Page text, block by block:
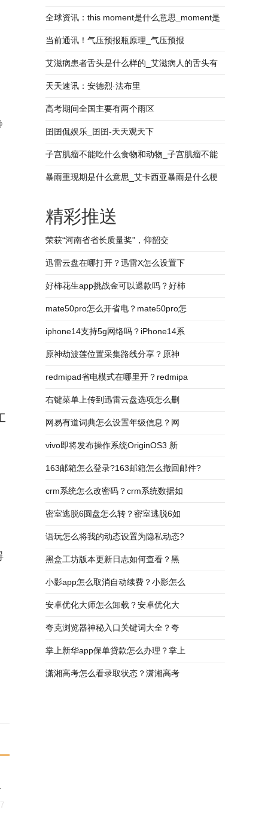
至5.6%
全球资讯：this moment是什么意思_moment是
什么意思
当前通讯！气压预报瓶原理_气压预报
艾滋病患者舌头是什么样的_艾滋病人的舌头有
什么症状
天天速讯：安德烈·法布里
高考期间全国主要有两个雨区
囝囝侃娱乐_囝囝-天天观天下
子宫肌瘤不能吃什么食物和动物_子宫肌瘤不能
吃什么
暴雨重现期是什么意思_艾卡西亚暴雨是什么梗
精彩推送
荣获“河南省省长质量奖”，仰韶交
迅雷云盘在哪打开？迅雷X怎么设置下
好柿花生app挑战金可以退款吗？好柿
mate50pro怎么开省电？mate50pro怎
iphone14支持5g网络吗？iPhone14系
原神劫波莲位置采集路线分享？原神
redmipad省电模式在哪里开？redmipa
右键菜单上传到迅雷云盘选项怎么删
网易有道词典怎么设置年级信息？网
vivo即将发布操作系统OriginOS3 新
163邮箱怎么登录?163邮箱怎么撤回邮件?
crm系统怎么改密码？crm系统数据如
密室逃脱6圆盘怎么转？密室逃脱6如
语玩怎么将我的动态设置为隐私动态?
黑盒工坊版本更新日志如何查看？黑
小影app怎么取消自动续费？小影怎么
安卓优化大师怎么卸载？安卓优化大
夸克浏览器神秘入口关键词大全？夸
掌上新华app保单贷款怎么办理？掌上
潇湘高考怎么看录取状态？潇湘高考